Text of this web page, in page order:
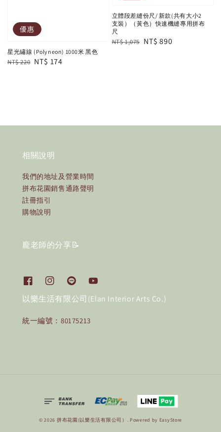
優惠
星光繡線 (Polyneon) 1000米 黑色
Regular
NT$ 220 Sale
NT$ 174
立體段差縫份尺/ 新款(共有大小2
支裝）（黃色）快速機縫專用拼布
尺
Regular
NT$ 1,075 Sale
NT$ 890
相關說明
我們的地址及營業時間
拼布花園銷售通路聲明
註冊指引
購物說明
龐老師的分享📝
以樂生活有限公司(Elan Interior Arts Co.)
統一編號：80175213
© 2026 拼布花園(以樂生活有限公司）. Powered by EasyStore